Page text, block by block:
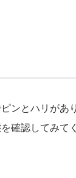
ンとハリがあ
確認してみ